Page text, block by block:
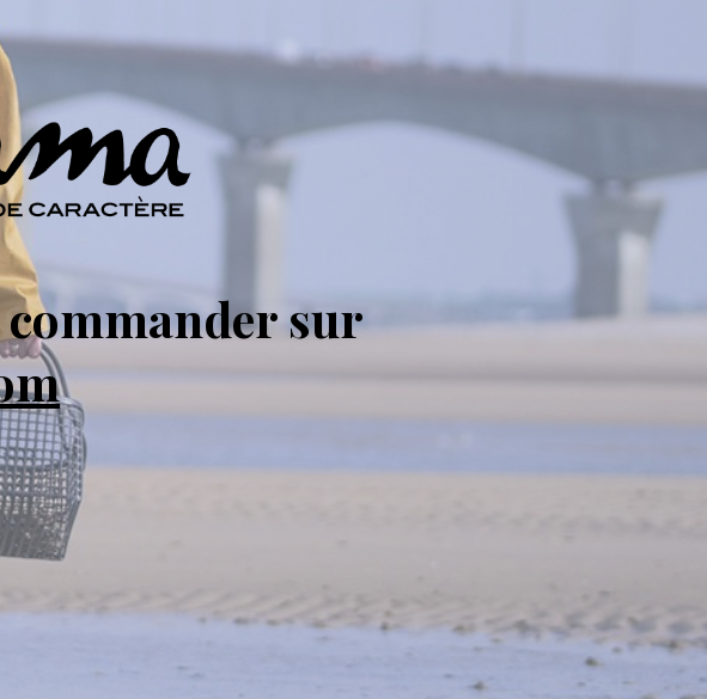
commander sur